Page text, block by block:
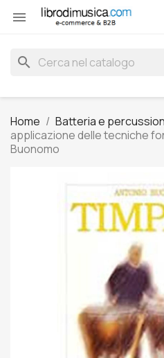

search
Home Batteria e
applicazione delle tecniche
Buonomo